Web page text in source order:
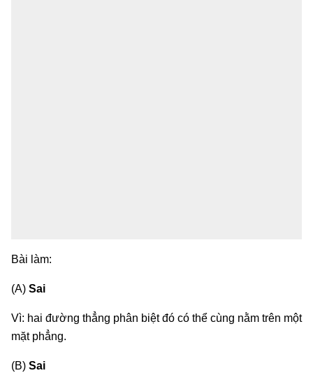
Bài làm:
(A) Sai
Vì: hai đường thẳng phân biệt đó có thể cùng nằm trên một
mặt phẳng.
(B) Sai